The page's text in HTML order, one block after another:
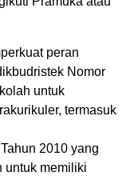
peran
Nomor
untuk
termasuk
2010 yang
untuk memiliki